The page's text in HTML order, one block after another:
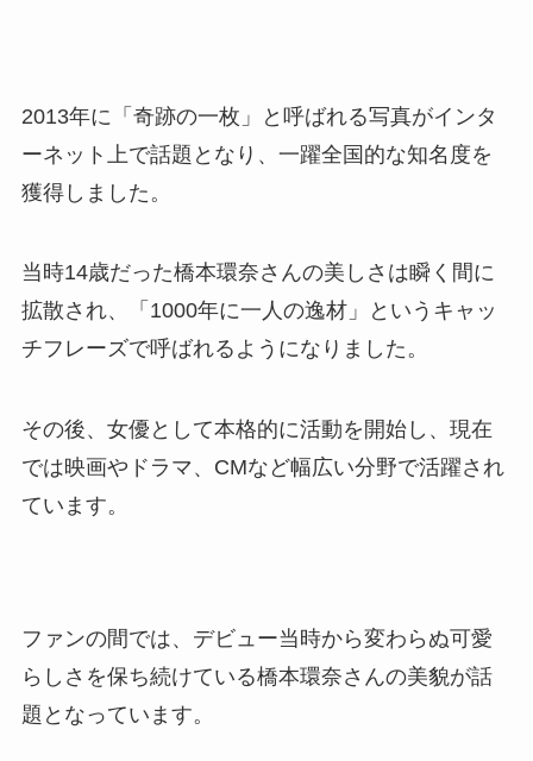
2013年に「奇跡の一枚」と呼ばれる写真がインタ
ーネット上で話題となり、一躍全国的な知名度を
獲得しました。
当時14歳だった橋本環奈さんの美しさは瞬く間に
拡散され、「1000年に一人の逸材」というキャッ
チフレーズで呼ばれるようになりました。
その後、女優として本格的に活動を開始し、現在
では映画やドラマ、CMなど幅広い分野で活躍され
ています。
ファンの間では、デビュー当時から変わらぬ可愛
らしさを保ち続けている橋本環奈さんの美貌が話
題となっています。